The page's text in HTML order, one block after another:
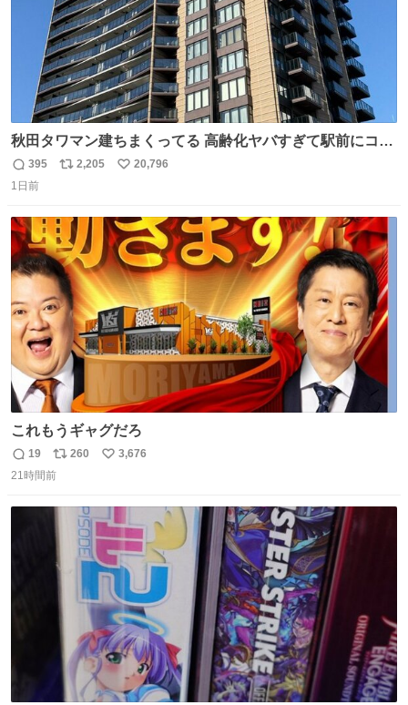
秋田タワマン建ちまくってる 高齢化ヤバすぎて駅前にコン
パクトシティつくって高齢者を住ませる考えらしい 病院も
全部駅前にある
返
信
395
リ
ト
数
2,205
い
数
20,796
1日前
これもうギャグだろ
返
信
19
リ
ポ
数
260
い
数
3,676
21時間前